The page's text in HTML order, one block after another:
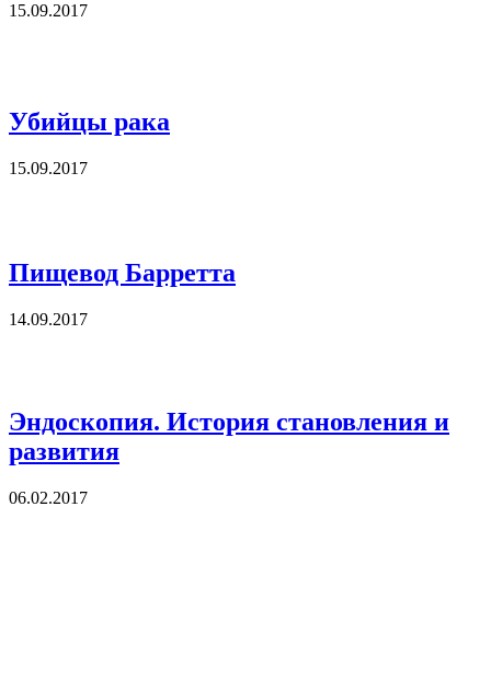
15.09.2017
Убийцы рака
15.09.2017
Пищевод Барретта
14.09.2017
Эндоскопия. История становления и
развития
06.02.2017